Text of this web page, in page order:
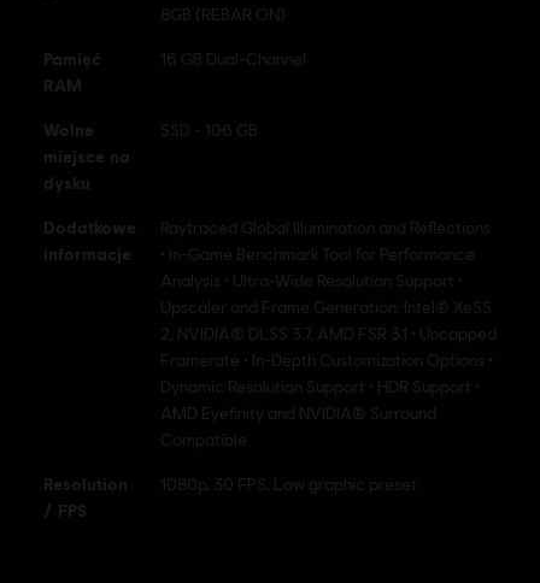
8GB (REBAR ON)
Pamięć
RAM
16 GB Dual-Channel
Wolne
miejsce na
dysku
SSD - 106 GB
Dodatkowe
informacje
Raytraced Global Illumination and Reflections
• In-Game Benchmark Tool for Performance
Analysis • Ultra-Wide Resolution Support •
Upscaler and Frame Generation: Intel® XeSS
2, NVIDIA® DLSS 3.7, AMD FSR 3.1 • Uncapped
Framerate • In-Depth Customization Options •
Dynamic Resolution Support • HDR Support •
AMD Eyefinity and NVIDIA® Surround
Compatible
Resolution
/ FPS
1080p, 30 FPS, Low graphic preset